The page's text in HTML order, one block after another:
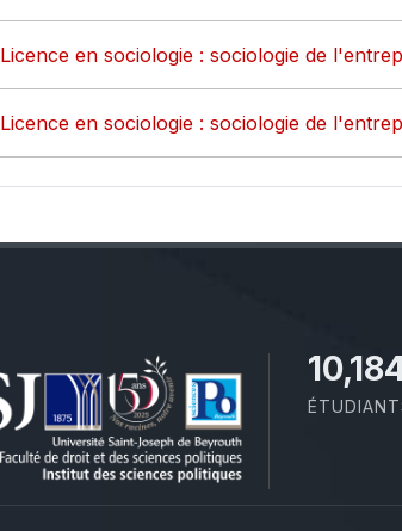
Licence en sociologie : sociologie de
Licence en sociologie : sociologie de